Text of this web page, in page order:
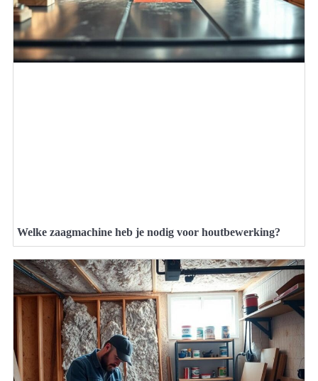
Welke zaagmachine heb je nodig voor houtbewerking?